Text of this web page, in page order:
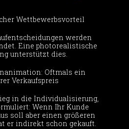
Wettbewerbsvorteil
werden
Eine photorealistische
unterstützt dies.
Oftmals ein
Verkaufspreis
in die Individualisierung,
Wenn Ihr Kunde
soll aber einen größeren
er indirekt schon gekauft.